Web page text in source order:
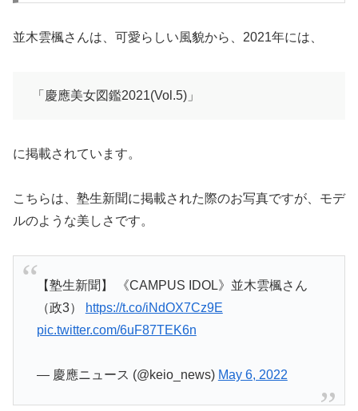
並木雲楓さんは、可愛らしい風貌から、2021年には、
「慶應美女図鑑2021(Vol.5)」
に掲載されています。
こちらは、塾生新聞に掲載された際のお写真ですが、モデ
ルのような美しさです。
【塾生新聞】 《CAMPUS IDOL》並木雲楓さん
（政3）
https://t.co/iNdOX7Cz9E
pic.twitter.com/6uF87TEK6n
— 慶應ニュース (@keio_news) May 6, 2022